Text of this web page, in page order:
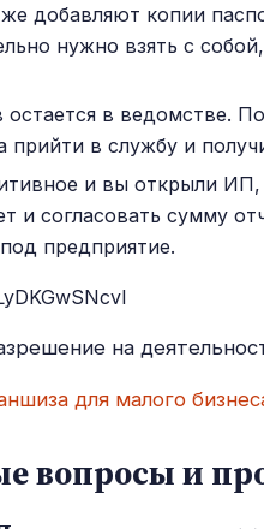
добавляют копии
нужно взять с
в ведомстве.
прийти в службу и
и вы открыли
и согласовать сумму
предприятие.
на
для малого
вопросы и